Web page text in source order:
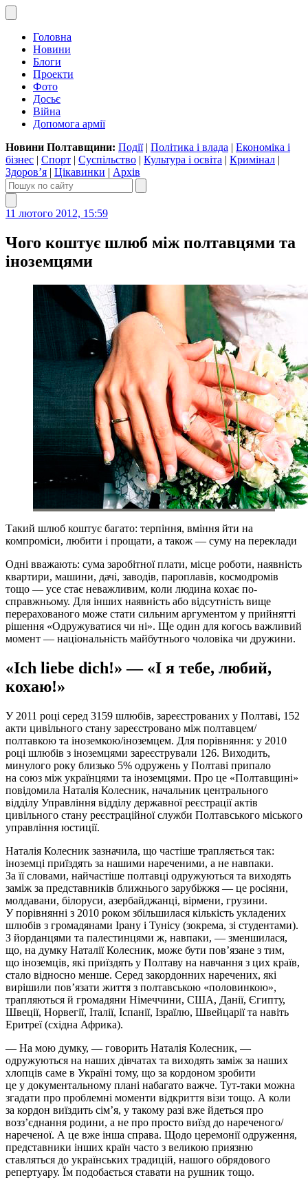
Головна
Новини
Блоги
Проекти
Фото
Досьє
Війна
Допомога армії
Новини Полтавщини: Події| Політика і влада | Економіка і
бізнес | Спорт | Суспільство | Культура і освіта | Кримінал |
Здоров’я | Цікавинки | Архів
11 лютого 2012, 15:59
Чого коштує шлюб між полтавцями та
іноземцями
Такий шлюб коштує багато: терпіння, вміння йти на
компроміси, любити і прощати, а також — суму на переклади
Одні вважають: сума заробітної плати, місце роботи, наявність
квартири, машини, дачі, заводів, пароплавів, космодромів
тощо — усе стає неважливим, коли людина кохає по-
справжньому. Для інших наявність або відсутність вище
перерахованого може стати сильним аргументом у прийнятті
рішення «Одружуватися чи ні». Ще один для когось важливий
момент — національність майбутнього чоловіка чи дружини.
«Ich liebe dich!» — «І я тебе, любий,
кохаю!»
У 2011 році серед 3159 шлюбів, зареєстрованих у Полтаві, 152
акти цивільного стану зареєстровано між полтавцем/
полтавкою та іноземкою/іноземцем. Для порівняння: у 2010
році шлюбів з іноземцями зареєстрували 126. Виходить,
минулого року близько 5% одружень у Полтаві припало
на союз між українцями та іноземцями. Про це «Полтавщині»
повідомила Наталія Колесник, начальник центрального
відділу Управління відділу державної реєстрації актів
цивільного стану реєстраційної служби Полтавського міського
управління юстиції.
Наталія Колесник зазначила, що частіше трапляється так:
іноземці приїздять за нашими нареченими, а не навпаки.
За її словами, найчастіше полтавці одружуються та виходять
заміж за представників ближнього зарубіжжя — це росіяни,
молдавани, білоруси, азербайджанці, вірмени, грузини.
У порівнянні з 2010 роком збільшилася кількість укладених
шлюбів з громадянами Ірану і Тунісу (зокрема, зі студентами).
З йорданцями та палестинцями ж, навпаки, — зменшилася,
що, на думку Наталії Колесник, може бути пов’язане з тим,
що іноземців, які приїздять у Полтаву на навчання з цих країв,
стало відносно менше. Серед закордонних наречених, які
вирішили пов’язати життя з полтавською «половинкою»,
трапляються й громадяни Німеччини, США, Данії, Єгипту,
Швеції, Норвегії, Італії, Іспанії, Ізраїлю, Швейцарії та навіть
Еритреї (східна Африка).
— На мою думку, — говорить Наталія Колесник, —
одружуються на наших дівчатах та виходять заміж за наших
хлопців саме в Україні тому, що за кордоном зробити
це у документальному плані набагато важче. Тут-таки можна
згадати про проблемні моменти відкриття візи тощо. А коли
за кордон виїздить сім’я, у такому разі вже йдеться про
возз’єднання родини, а не про просто виїзд до нареченого/
нареченої. А це вже інша справа. Щодо церемонії одруження,
представники інших країн часто з великою приязню
ставляться до українських традицій, нашого обрядового
репертуару. Їм подобається ставати на рушник тощо.